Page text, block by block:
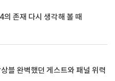
의 존재 다시 생각해 볼 때
블 완벽했던 게스트와 패널 위력